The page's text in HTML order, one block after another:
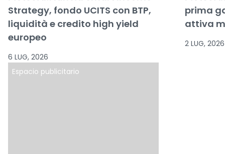
Strategy, fondo UCITS con BTP,
liquidità e credito high yield
europeo
6 LUG, 2026
prima
attiva
2 LUG, 2026
Espacio publicitario